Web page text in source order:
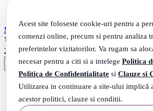
Acest site foloseste cookie-uri pentru a
comenzi online, precum si pentru analiza
preferintelor vizitatorilor. Va rugam sa
necesar pentru a citi si a intelege Politica
Politica de Confidentialitate si Clauze si
Utilizarea in continuare a site-ului implică
acestor politici, clauze si conditii.
MIAU MIAU Nisip Pisici Pure Lavender 5 kg
(2)
27
56Lei